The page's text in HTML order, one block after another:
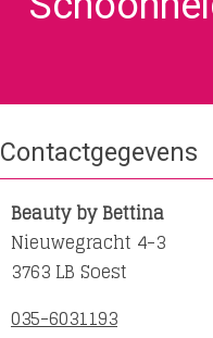
Contactgegevens
Beauty by Bettina
Nieuwegracht 4-3
3763 LB Soest
035-6031193